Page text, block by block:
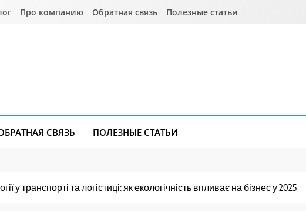
Про компанию Обратная связь Полезные статьи
СВЯЗЬ ПОЛЕЗНЫЕ СТАТЬИ
у транспорті та логістиці: як екологічність впливає на бізнес у 2025